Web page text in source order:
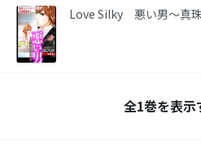
Love Silky 悪い男～真
全1巻を表示